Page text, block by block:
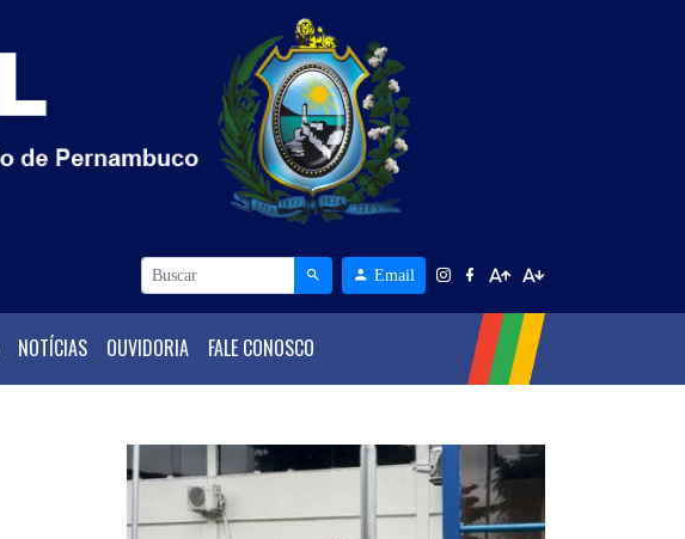
Email
NOTÍCIAS OUVIDORIA FALE CONOSCO